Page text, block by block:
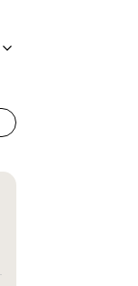
arrow_back_ios